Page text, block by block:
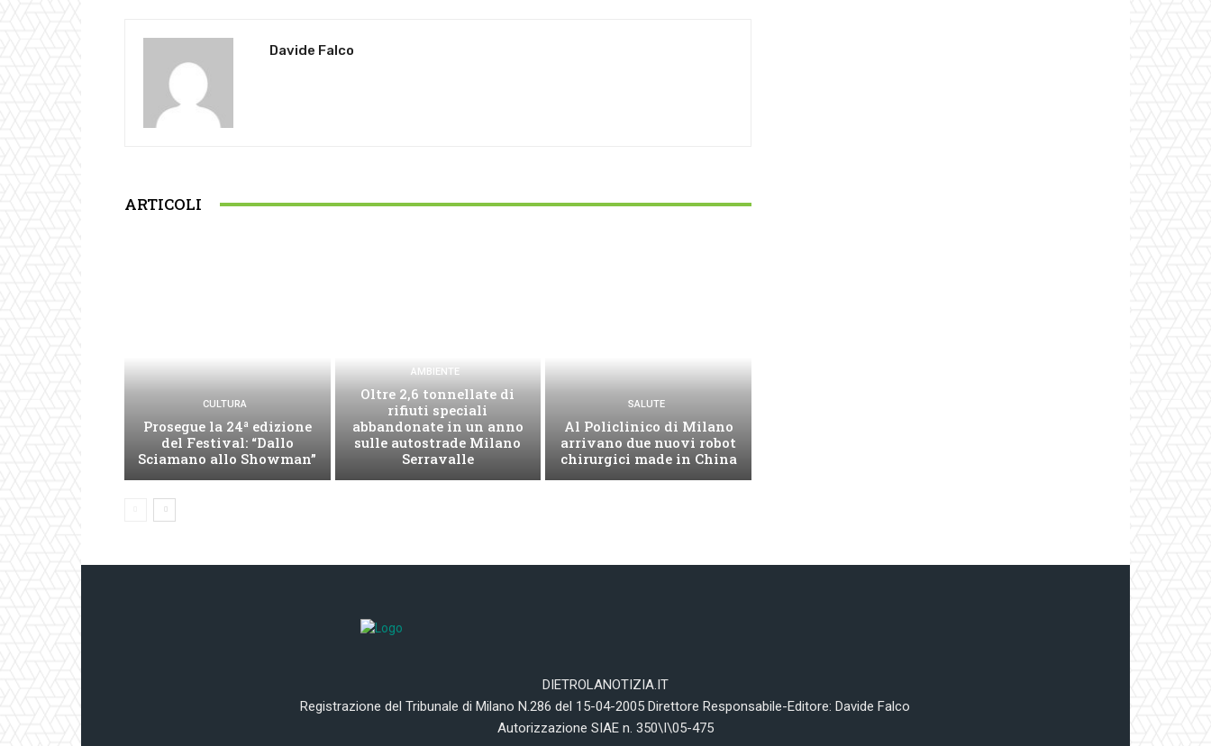
Davide Falco
ARTICOLI
CULTURA
Prosegue la 24ª edizione
del Festival: “Dallo
Sciamano allo Showman”
AMBIENTE
Oltre 2,6 tonnellate di
rifiuti speciali
abbandonate in un anno
sulle autostrade Milano
Serravalle
SALUTE
Al Policlinico di Milano
arrivano due nuovi robot
chirurgici made in China
DIETROLANOTIZIA.IT
Registrazione del Tribunale di Milano N.286 del 15-04-2005 Direttore Responsabile-Editore: Davide Falco
Autorizzazione SIAE n. 350\I\05-475